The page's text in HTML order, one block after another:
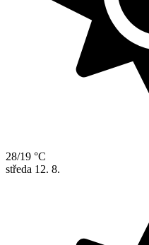
28/19 °C
středa 12. 8.